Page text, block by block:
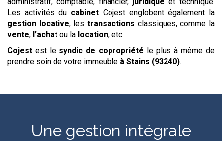
Les activités du cabinet Cojest englobent également la
gestion locative, lestransactions classiques, comme la
vente, l’achat ou la location, etc.
Cojest est le syndic de copropriété le plus à même de
prendre soin de votre immeuble à Stains (93240).
Une gestion intégrale